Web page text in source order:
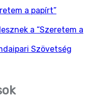
a papírt”
a “Szeretem a
Szövetség